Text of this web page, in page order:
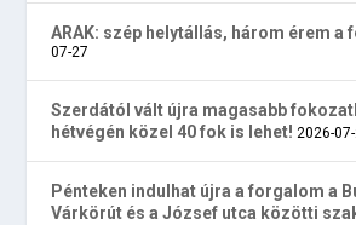
ARAK: szép helytállás, három érem a
07-27
Szerdától vált újra magasabb
hétvégén közel 40 fok is lehet! 2026-
Pénteken indulhat újra a forgalom a
Várkörút és a József utca közötti